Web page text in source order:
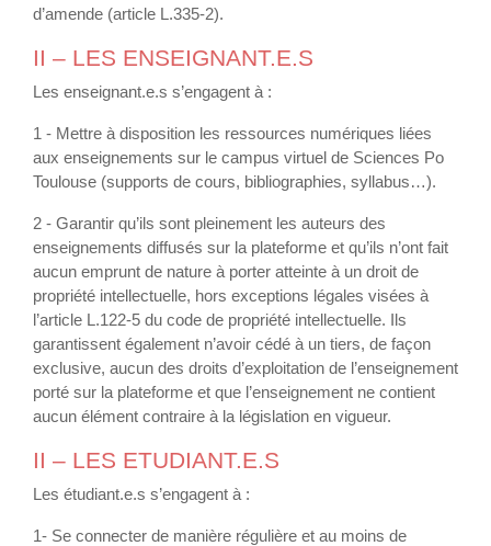
d’amende (article L.335-2).
II – LES ENSEIGNANT.E.S
Les enseignant.e.s s’engagent à :
1 - Mettre à disposition les ressources numériques liées
aux enseignements sur le campus virtuel de Sciences Po
Toulouse (supports de cours, bibliographies, syllabus…).
2 - Garantir qu’ils sont pleinement les auteurs des
enseignements diffusés sur la plateforme et qu’ils n’ont fait
aucun emprunt de nature à porter atteinte à un droit de
propriété intellectuelle, hors exceptions légales visées à
l’article L.122-5 du code de propriété intellectuelle. Ils
garantissent également n’avoir cédé à un tiers, de façon
exclusive, aucun des droits d’exploitation de l’enseignement
porté sur la plateforme et que l’enseignement ne contient
aucun élément contraire à la législation en vigueur.
II – LES ETUDIANT.E.S
Les étudiant.e.s s’engagent à :
1- Se connecter de manière régulière et au moins de